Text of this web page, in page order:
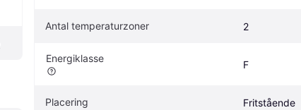
Antal temperaturzoner 2
Energiklasse
F
Placering Fritstående